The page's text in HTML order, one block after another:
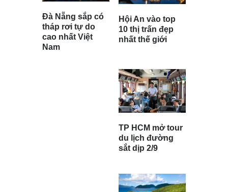
Đà Nẵng sắp có
tháp rơi tự do
cao nhất Việt
Nam
Hội An vào top
10 thị trấn đẹp
nhất thế giới
TP HCM mở tour
du lịch đường
sắt dịp 2/9